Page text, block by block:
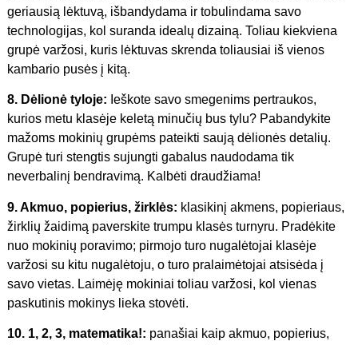
geriausią lėktuvą, išbandydama ir tobulindama savo
technologijas, kol suranda idealų dizainą. Toliau kiekviena
grupė varžosi, kuris lėktuvas skrenda toliausiai iš vienos
kambario pusės į kitą.
8. Dėlionė tyloje: Ieškote savo smegenims pertraukos,
kurios metu klasėje keletą minučių bus tylu? Pabandykite
mažoms mokinių grupėms pateikti saują dėlionės detalių.
Grupė turi stengtis sujungti gabalus naudodama tik
neverbalinį bendravimą. Kalbėti draudžiama!
9. Akmuo, popierius, žirklės: klasikinį akmens, popieriaus,
žirklių žaidimą paverskite trumpu klasės turnyru. Pradėkite
nuo mokinių poravimo; pirmojo turo nugalėtojai klasėje
varžosi su kitu nugalėtoju, o turo pralaimėtojai atsisėda į
savo vietas. Laimėję mokiniai toliau varžosi, kol vienas
paskutinis mokinys lieka stovėti.
10. 1, 2, 3, matematika!: panašiai kaip akmuo, popierius,